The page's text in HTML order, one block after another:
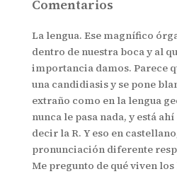
Comentarios
La lengua. Ese magnífico
dentro de nuestra boca y al
importancia damos. Parece
una candidiasis y se pone
extraño como en la lengua
nunca le pasa nada, y está
decir la R. Y eso en
pronunciación diferente
Me pregunto de qué viven